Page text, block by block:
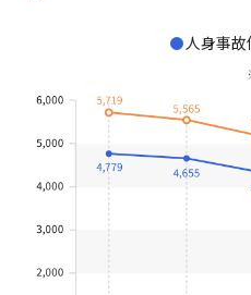
火災保険
地震保険
協会概要
業務・財務等に関する資料
損害保険会社の概況
各社の商品について
試験・研修トップ
損害保険代理店について
統計・刊行物・報告書
統計・刊行物・報告書トップ
お知らせ
人身事故